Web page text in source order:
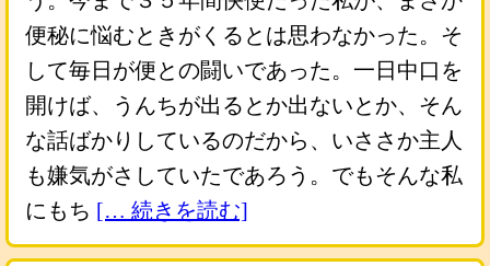
便秘に悩むときがくるとは思わなかった。そ
して毎日が便との闘いであった。一日中口を
開けば、うんちが出るとか出ないとか、そん
な話ばかりしているのだから、いささか主人
も嫌気がさしていたであろう。でもそんな私
にもち [… 続きを読む]